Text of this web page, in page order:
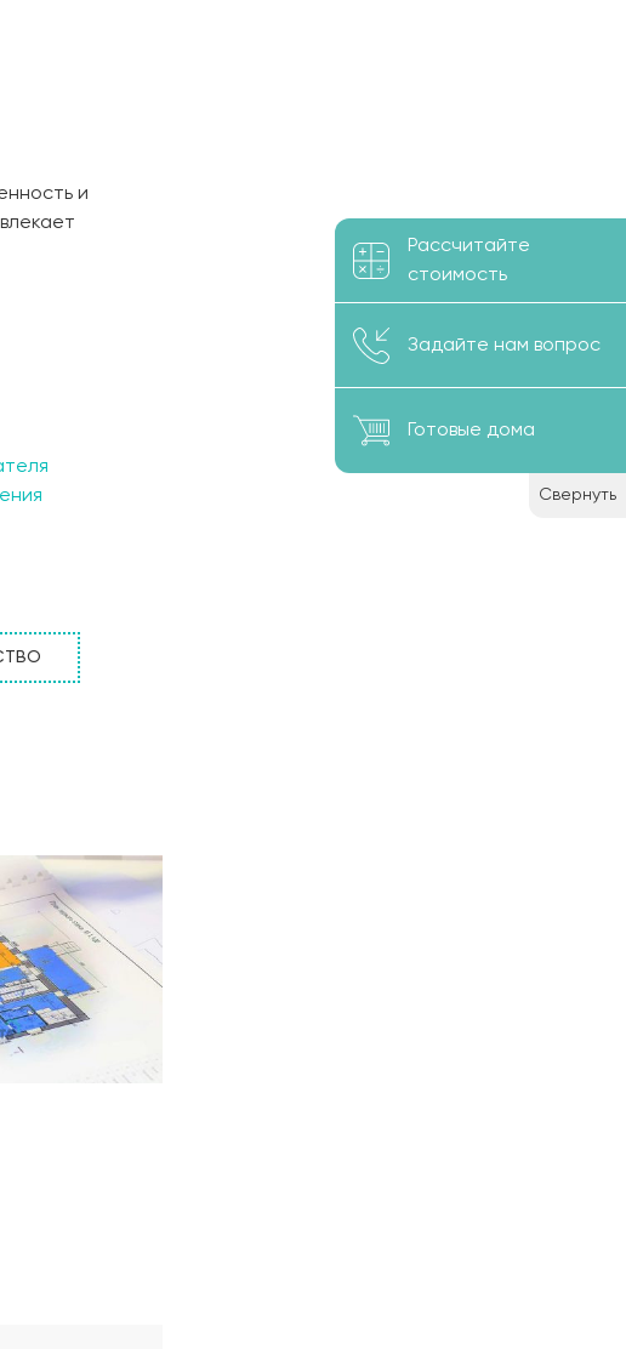
и
для
и
на свежем
выполнен с
собой
от жизни в
загородном
Рассчитайте
стоимость
Задайте нам вопрос
Готовые дома
Свернуть